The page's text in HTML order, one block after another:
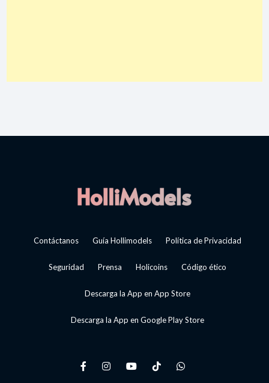
Contáctanos Guía Hollimodels Política de Privacidad
Seguridad Prensa Holicoins Código ético
Descarga la App en App Store
Descarga la App en Google Play Store